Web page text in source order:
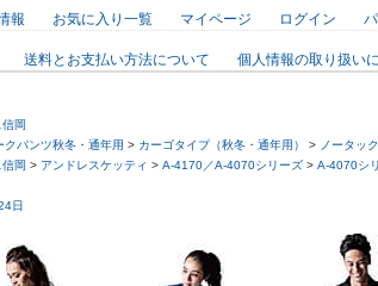
報 お気に入り一覧 マイページ ログイン
送料とお支払い方法について 個人情報の取り扱い
岡
クパンツ秋冬・通年用 > カーゴタイプ（秋冬・通年用） > ノータック
岡 > アンドレスケッティ > A-4170／A-4070シリーズ > A-4070シ
日